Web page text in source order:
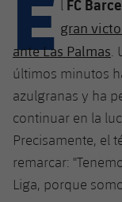
plusicon
más
Instalaciones
Spotify Camp
Palau
SUB13
SUB12
SUB11 A
SUB11 B
SUB10 A
SUB13 B
SUB12 C
SUB11 C
Gameday
Resultados
Base
Barça
Cadete A
Cadete B
Campus
PLUSICON
MÁS
Primer
plusicon
más
Actualidad
Calendario
Barça Atlètic
plusicon
más
Base
plusicon
más
l FC
gran
ante Las Palmas
últimos minutos
azulgranas y ha
continuar en la
Precisamente, el
remarcar:
Liga, porque